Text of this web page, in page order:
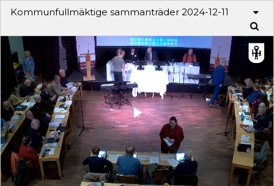
Kommunfullmäktige sammanträder 2024-12-11
Play
Video